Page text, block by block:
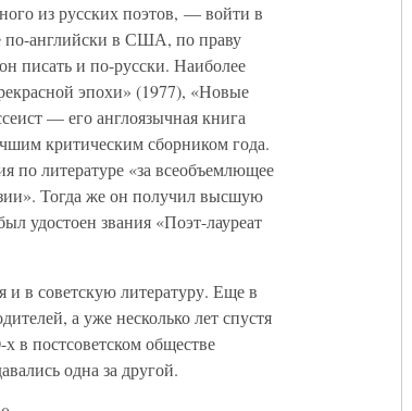
из русских поэтов, — войти в
по-английски в США, по праву
писать и по-русски. Наиболее
эпохи» (1977), «Новые
— его англоязычная книга
критическим сборником года.
по литературе «за всеобъемлющее
Тогда же он получил высшую
удостоен звания «Поэт-лауреат
и в советскую литературу. Еще в
а уже несколько лет спустя
в постсоветском обществе
одна за другой.